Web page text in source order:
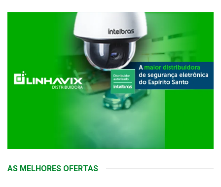
AS MELHORES OFERTAS